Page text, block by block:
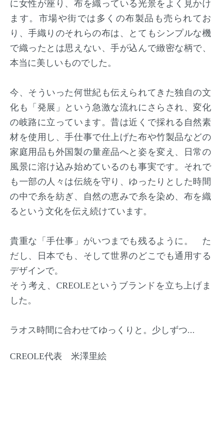
に女性が座り、布を織っている光景をよく見かけ
ます。市場や街では多くの布製品も売られてお
り、手織りのそれらの布は、とてもシンプルな機
で織ったとは思えない、手が込んで緻密な柄で、
本当に美しいものでした。
今、そういった何世紀も伝えられてきた独自の文
化も「発展」という急激な流れにさらされ、変化
の岐路に立っています。昔は近くで採れる自然素
材を使用し、手仕事で仕上げた布や竹製品などの
家庭用品も外国製の量産品へと姿を変え、日常の
風景に溶け込み始めているのも事実です。それで
も一部の人々は伝統を守り、ゆったりとした時間
の中で糸を紡ぎ、自然の恵みで糸を染め、布を織
るという文化を伝え続けています。
貴重な「手仕事」がいつまでも残るように。 た
だし、日本でも、そして世界のどこでも通用する
デザインで。
そう考え、CREOLEというブランドを立ち上げま
した。
ラオス時間に合わせてゆっくりと。少しずつ...
CREOLE代表 米澤里絵